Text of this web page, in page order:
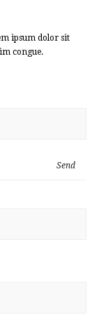
ipsum dolor sit
congue.